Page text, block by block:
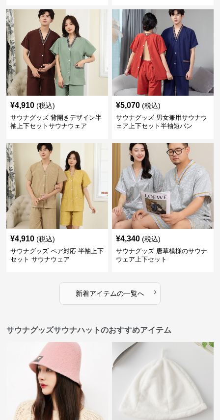
¥4,910 (税込)
サウナグッズ 背開きデザイン半
袖上下セットサウナウェア
¥5,070 (税込)
サウナグッズ 男女兼用サウナウ
ェア上下セット半袖短パン
¥4,910 (税込)
サウナグッズ ペア対応 半袖上下
セット サウナウェア
¥4,340 (税込)
サウナグッズ 唐草模様のサウナ
ウェア上下セット
新着アイテムの一覧へ ›
サウナグッズサウナハットのおすすめアイテム